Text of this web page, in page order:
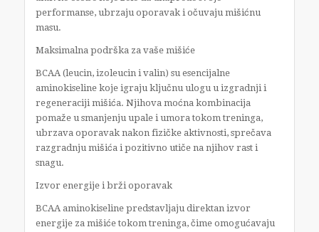
performanse, ubrzaju oporavak i očuvaju mišićnu
masu.
Maksimalna podrška za vaše mišiće
BCAA (leucin, izoleucin i valin) su esencijalne
aminokiseline koje igraju ključnu ulogu u izgradnji i
regeneraciji mišića. Njihova moćna kombinacija
pomaže u smanjenju upale i umora tokom treninga,
ubrzava oporavak nakon fizičke aktivnosti, sprečava
razgradnju mišića i pozitivno utiče na njihov rast i
snagu.
Izvor energije i brži oporavak
BCAA aminokiseline predstavljaju direktan izvor
energije za mišiće tokom treninga, čime omogućavaju